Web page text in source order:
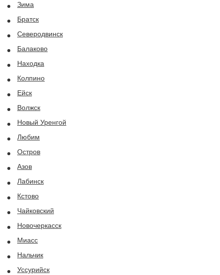
Зима
Братск
Северодвинск
Балаково
Находка
Колпино
Ейск
Волжск
Новый Уренгой
Любим
Остров
Азов
Лабинск
Кстово
Чайковский
Новочеркасск
Миасс
Нальчик
Уссурийск